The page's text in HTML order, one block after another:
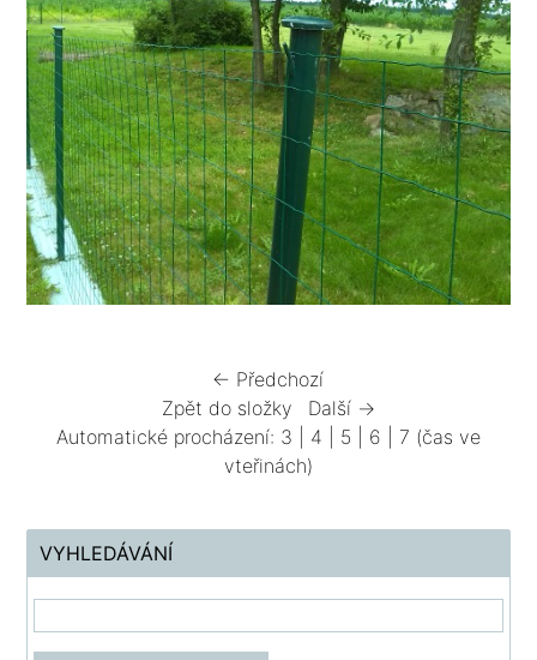
← Předchozí
Zpět do složky
Další →
Automatické procházení: 3 4 5 6 7 (čas ve
vteřinách)
VYHLEDÁVÁNÍ